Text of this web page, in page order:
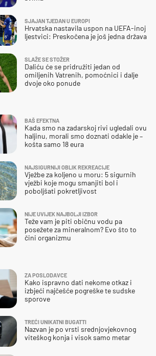
SJAJAN TJEDAN U EUROPI
Hrvatska nastavila uspon na UEFA-inoj
ljestvici: Preskočena je još jedna država
SLAŽE SE STOŽER
Daliću će se pridružiti jedan od
omiljenih Vatrenih, pomoćnici i dalje
dvoje oko ponude
ZA POSLODAVCE
Kako ispravno dati nekome otkaz i
izbjeći najčešće pogreške te sudske
sporove
TREĆI UNIKATNI BUGATTI
Nazvan je po vrsti srednjovjekovnog
viteškog konja i visok samo metar
BAŠ EFEKTNA
Kada smo na zadarskoj rivi ugledali ovu
haljinu, morali smo doznati odakle je –
košta samo 18 eura
NAJSIGURNIJI OBLIK REKREACIJE
Vježbe za koljeno u moru: 5 sigurnih
vježbi koje mogu smanjiti bol i
poboljšati pokretljivost
NIJE UVIJEK NAJBOLJI IZBOR
Teže vam je piti običnu vodu pa
posežete za mineralnom? Evo što to
čini organizmu